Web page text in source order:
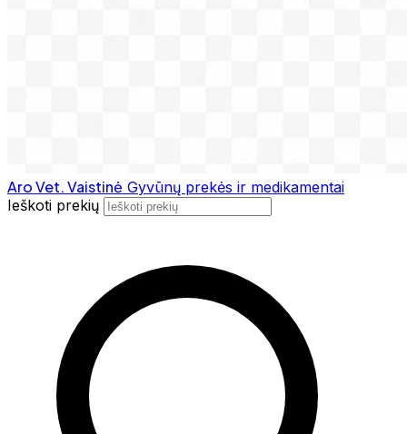
Aro Vet. Vaistinė Gyvūnų prekės ir medikamentai
Ieškoti prekių